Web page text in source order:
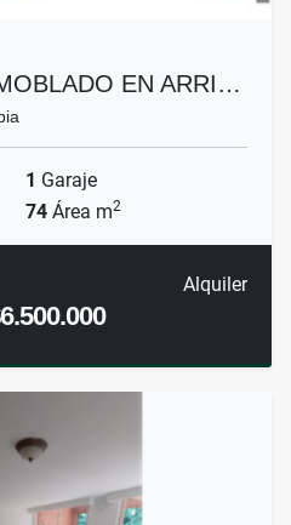
EN ARRI…
1 Garaje
74 Área m2
Alquiler